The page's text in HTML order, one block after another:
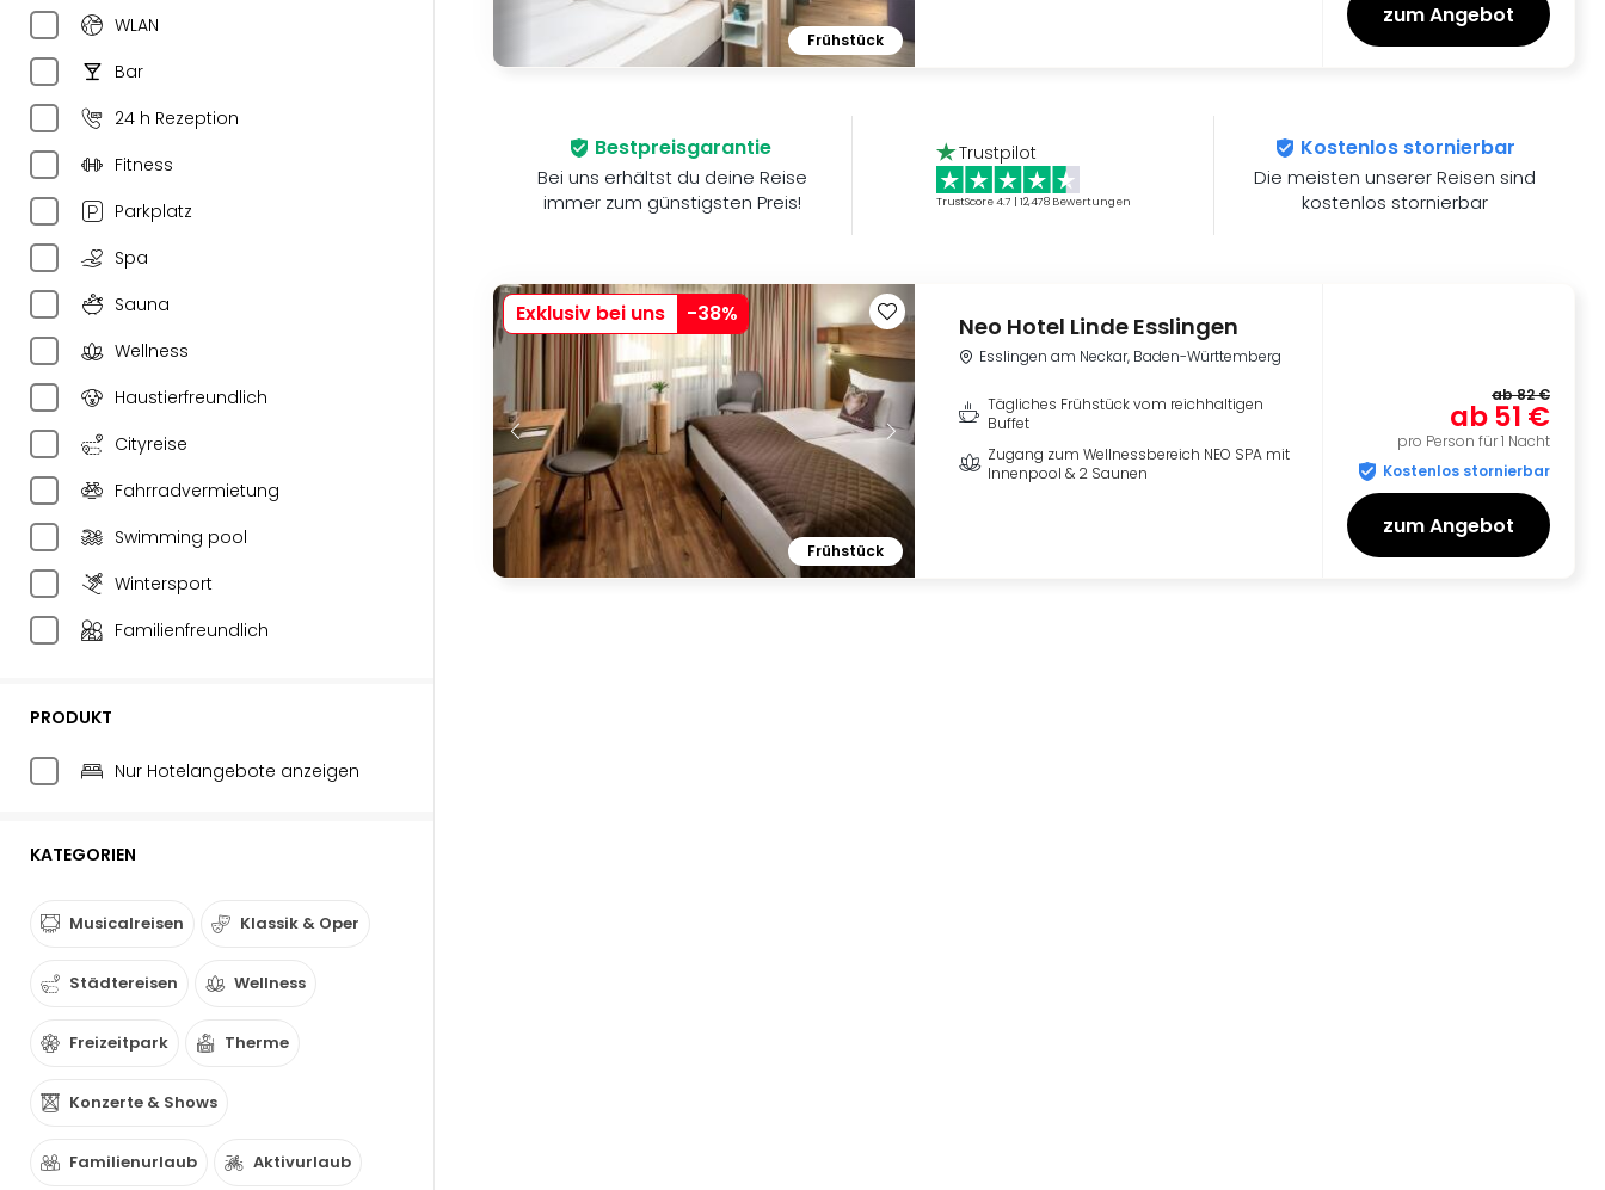
WLAN
Bar
24 h Rezeption
Fitness
Parkplatz
Spa
Sauna
Wellness
Haustierfreundlich
Cityreise
Fahrradvermietung
Swimming pool
Wintersport
Familienfreundlich
PRODUKT
Nur Hotelangebote anzeigen
KATEGORIEN
Musicalreisen Klassik & Oper
Städtereisen Wellness
Freizeitpark Therme
Konzerte & Shows
Familienurlaub Aktivurlaub
Frühstück
zum Angebot
Bestpreisgarantie
Bei uns erhältst du deine Reise
immer zum günstigsten Preis!
Trustpilot
TrustScore 4.7 | 12,478 Bewertungen
Kostenlos stornierbar
Die meisten unserer Reisen sind
kostenlos stornierbar
Frühstück
Exklusiv bei uns -38% Neo Hotel Linde Esslingen
Esslingen am Neckar, Baden-Württemberg
Tägliches Frühstück vom reichhaltigen
Buffet
Zugang zum Wellnessbereich NEO SPA mit
Innenpool & 2 Saunen
ab82 €
ab51 €
pro Person für 1 Nacht
Kostenlos stornierbar
zum Angebot